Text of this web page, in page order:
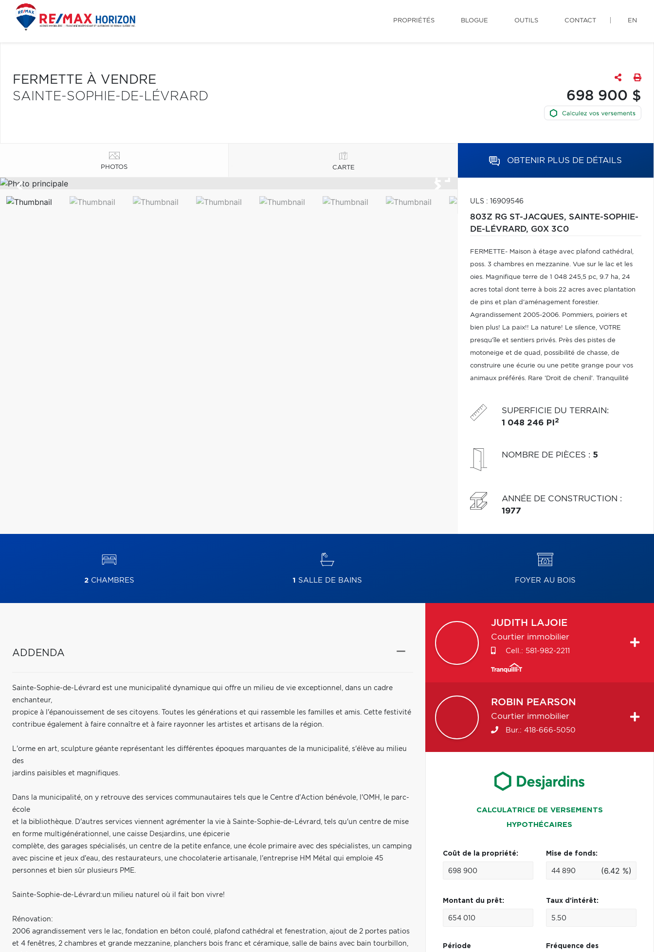
PROPRIÉTÉS BLOGUE OUTILS CONTACT EN
FERMETTE À VENDRE
SAINTE-SOPHIE-DE-LÉVRARD
698 900 $
PHOTOS CARTE
OBTENIR PLUS DE DÉTAILS
ULS : 16909546
803Z RG ST-JACQUES, SAINTE-SOPHIE-
DE-LÉVRARD, G0X 3C0
FERMETTE- Maison à étage avec plafond cathédral,
poss. 3 chambres en mezzanine. Vue sur le lac et les
oies. Magnifique terre de 1 048 245,5 pc, 9.7 ha, 24
acres total dont terre à bois 22 acres avec plantation
de pins et plan d'aménagement forestier.
Agrandissement 2005-2006. Pommiers, poiriers et
bien plus! La paix!! La nature! Le silence, VOTRE
presqu'île et sentiers privés. Près des pistes de
motoneige et de quad, possibilité de chasse, de
construire une écurie ou une petite grange pour vos
animaux préférés. Rare 'Droit de chenil'. Tranquilité
SUPERFICIE DU TERRAIN:
1 048 246 PI 2
NOMBRE DE PIÈCES : 5
ANNÉE DE CONSTRUCTION :
1977
2CHAMBRES 1 SALLE DE BAINS FOYER AU BOIS
ADDENDA
Sainte-Sophie-de-Lévrard est une municipalité dynamique qui offre un milieu de vie exceptionnel, dans un cadre
enchanteur,
propice à l'épanouissement de ses citoyens. Toutes les générations et qui rassemble les familles et amis. Cette festivité
contribue également à faire connaître et à faire rayonner les artistes et artisans de la région.
L'orme en art, sculpture géante représentant les différentes époques marquantes de la municipalité, s'élève au milieu
des
jardins paisibles et magnifiques.
Dans la municipalité, on y retrouve des services communautaires tels que le Centre d'Action bénévole, l'OMH, le parc-
école
et la bibliothèque. D'autres services viennent agrémenter la vie à Sainte-Sophie-de-Lévrard, tels qu'un centre de mise
en forme multigénérationnel, une caisse Desjardins, une épicerie
complète, des garages spécialisés, un centre de la petite enfance, une école primaire avec des spécialistes, un camping
avec piscine et jeux d'eau, des restaurateurs, une chocolaterie artisanale, l'entreprise HM Métal qui emploie 45
personnes et bien sûr plusieurs PME.
Sainte-Sophie-de-Lévrard:un milieu naturel où il fait bon vivre!
Rénovation:
2006 agrandissement vers le lac, fondation en béton coulé, plafond cathédral et fenestration, ajout de 2 portes patios
et 4 fenêtres, 2 chambres et grande mezzanine, planchers bois franc et céramique, salle de bains avec bain tourbillon,
JUDITH LAJOIE
Courtier immobilier
Cell.: 581-982-2211
ROBIN PEARSON
Courtier immobilier
Bur.: 418-666-5050
CALCULATRICE DE VERSEMENTS
HYPOTHÉCAIRES
Coût de la propriété: Mise de fonds:
(6.42 %)
Montant du prêt: Taux d'intérêt:
Période
Fréquence des